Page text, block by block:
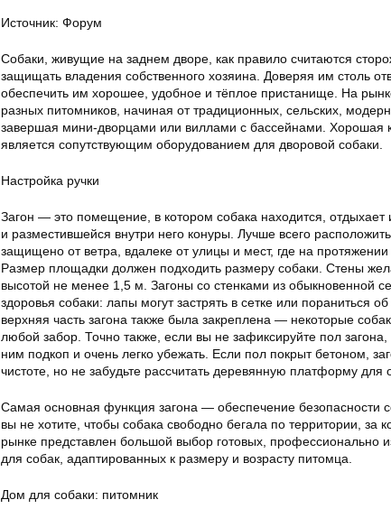
Источник: Форум
Собаки, живущие на заднем дворе, как правило считаются
защищать владения собственного хозяина. Доверяя им столь
обеспечить им хорошее, удобное и тёплое пристанище. На
разных питомников, начиная от традиционных, сельских,
завершая мини-дворцами или виллами с бассейнами. Хорошая
является сопутствующим оборудованием для дворовой собаки.
Настройка ручки
Загон — это помещение, в котором собака находится, отдыхает
и разместившейся внутри него конуры. Лучше всего
защищено от ветра, вдалеке от улицы и мест, где на протяжении
Размер площадки должен подходить размеру собаки. Стены
высотой не менее 1,5 м. Загоны со стенками из обыкновенной
здоровья собаки: лапы могут застрять в сетке или пораниться
верхняя часть загона также была закреплена — некоторые
любой забор. Точно также, если вы не зафиксируйте пол
ним подкоп и очень легко убежать. Если пол покрыт бетоном,
чистоте, но не забудьте рассчитать деревянную платформу для
Самая основная функция загона — обеспечение безопасности
вы не хотите, чтобы собака свободно бегала по территории, за
рынке представлен большой выбор готовых, профессионально
для собак, адаптированных к размеру и возрасту питомца.
Дом для собаки: питомник